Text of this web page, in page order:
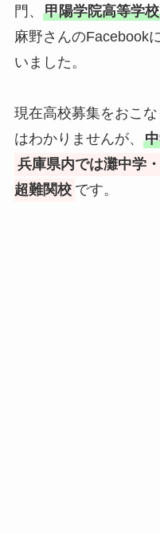
門、 甲陽学院高等学校
麻野さんのFacebook
いました。
現在高校募集をおこ
はわかりませんが、
兵庫県内では灘中学
超難関校 です。